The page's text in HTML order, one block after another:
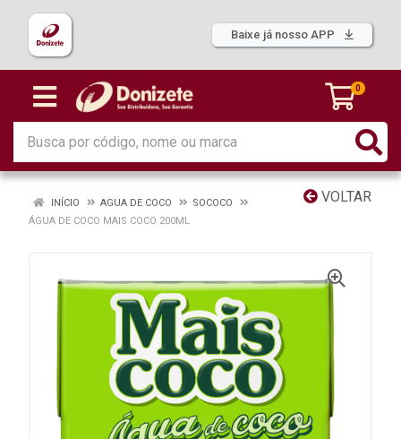
Baixe já nosso APP
0
VOLTAR
INÍCIO AGUA DE COCO
SOCOCO
ÁGUA DE COCO MAIS COCO 200ML